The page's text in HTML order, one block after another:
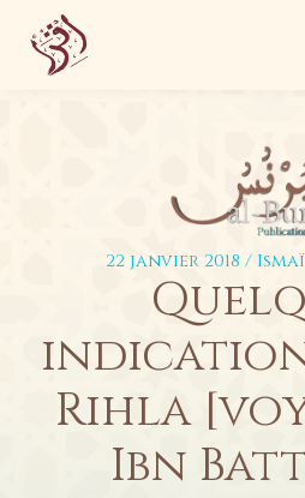
Se
22 janvier 2018 /
Rihla
Ibn